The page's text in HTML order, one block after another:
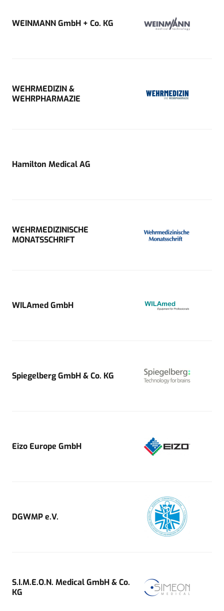
WEINMANN GmbH + Co. KG
WEHRMEDIZIN &
WEHRPHARMAZIE
Hamilton Medical AG
WEHRMEDIZINISCHE
MONATSSCHRIFT
WILAmed GmbH
Spiegelberg GmbH & Co. KG
Eizo Europe GmbH
DGWMP e.V.
S.I.M.E.O.N. Medical GmbH & Co.
KG